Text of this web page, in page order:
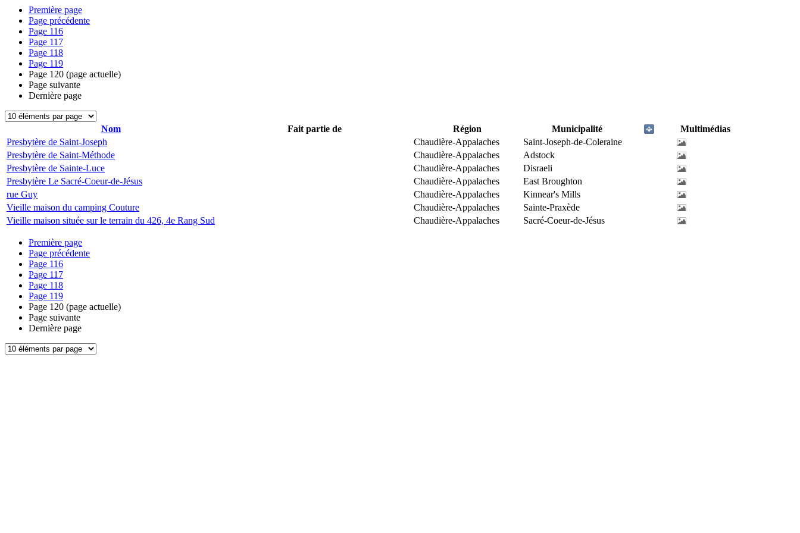
Première page
Page précédente
Page 116
Page 117
Page 118
Page 119
Page 120 (page actuelle)
Page suivante
Dernière page
Nom Fait partie de Région Municipalité
Multimédias
Presbytère de Saint-Joseph
Chaudière-Appalaches
Saint-Joseph-de-Coleraine
Presbytère de Saint-Méthode
Chaudière-Appalaches
Adstock
Presbytère de Sainte-Luce
Chaudière-Appalaches
Disraeli
Presbytère Le Sacré-Coeur-de-Jésus
Chaudière-Appalaches
East Broughton
rue Guy
Chaudière-Appalaches
Kinnear's Mills
Vieille maison du camping Couture
Chaudière-Appalaches
Sainte-Praxède
Vieille maison située sur le terrain du 426, 4e Rang Sud
Chaudière-Appalaches Sacré-Coeur-de-Jésus
Première page
Page précédente
Page 116
Page 117
Page 118
Page 119
Page 120 (page actuelle)
Page suivante
Dernière page